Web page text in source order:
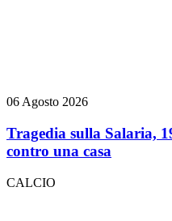
06 Agosto 2026
Tragedia sulla Salaria,
contro una casa
CALCIO